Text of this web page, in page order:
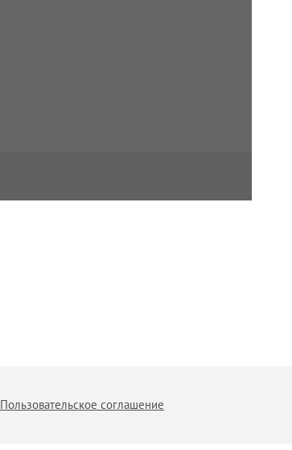
Пользовательское соглашение